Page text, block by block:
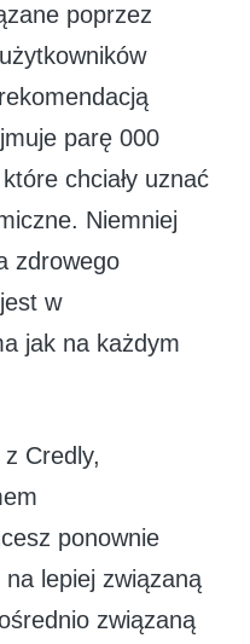
poprzez
parę 000
chciały uznać
Niemniej
zdrowego
w
jak na każdym
Credly,
ponownie
lepiej związaną
związaną